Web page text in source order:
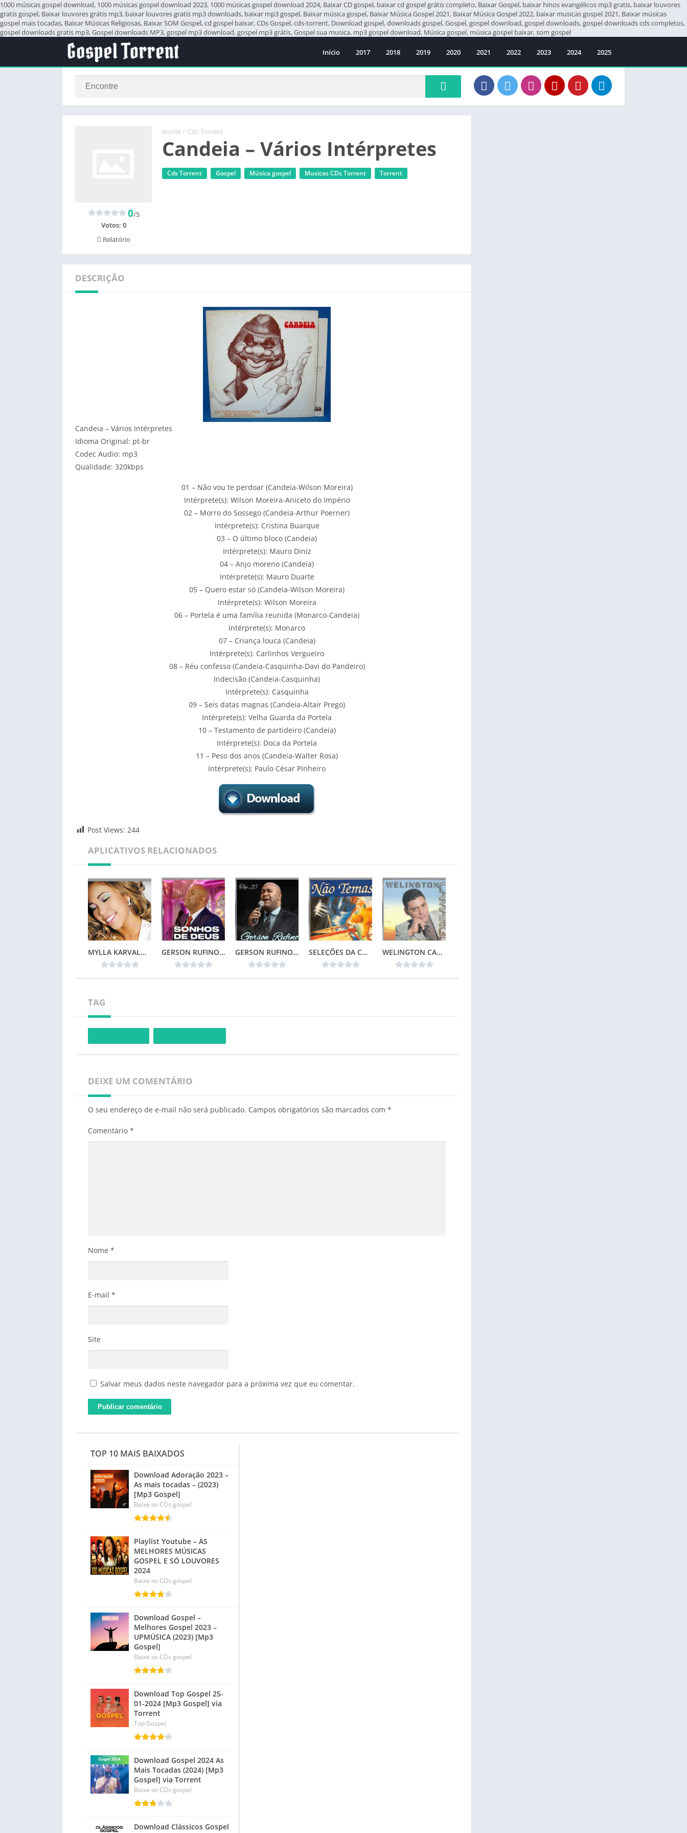
1000 músicas gospel download, 1000 músicas gospel download 2023, 1000 músicas gospel download 2024, Baixar CD gospel, baixar cd gospel grátis completo, Baixar Gospel, baixar hinos evangélicos mp3 gratis, baixar louvores
gratis gospel, Baixar louvores grátis mp3, baixar louvores gratis mp3 downloads, baixar mp3 gospel, Baixar música gospel, Baixar Música Gospel 2021, Baixar Música Gospel 2022, baixar musicas gospel 2021, Baixar músicas
gospel mais tocadas, Baixar Músicas Religiosas, Baixar SOM Gospel, cd gospel baixar, CDs Gospel, cds-torrent, Download gospel, downloads gospel, Gospel, gospel download, gospel downloads, gospel downloads cds completos,
gospel downloads gratis mp3, Gospel downloads MP3, gospel mp3 download, gospel mp3 grátis, Gospel sua musica, mp3 gospel download, Música gospel, música gospel baixar, som gospel
Início 2017 2018 2019 2020 2021 2022 2023 2024 2025
Home / Cds Torrent
Candeia – Vários Intérpretes
Cds Torrent Gospel Música gospel ‎Musicas CDs Torrent Torrent
0/5
Votos: 0
Relatório
DESCRIÇÃO
Candeia – Vários Intérpretes
Idioma Original: pt-br
Codec Audio: mp3
Qualidade: 320kbps
01 – Não vou te perdoar (Candeia-Wilson Moreira)
Intérprete(s): Wilson Moreira-Aniceto do Império
02 – Morro do Sossego (Candeia-Arthur Poerner)
Intérprete(s): Cristina Buarque
03 – O último bloco (Candeia)
Intérprete(s): Mauro Diniz
04 – Anjo moreno (Candeia)
Intérprete(s): Mauro Duarte
05 – Quero estar só (Candeia-Wilson Moreira)
Intérprete(s): Wilson Moreira
06 – Portela é uma família reunida (Monarco-Candeia)
Intérprete(s): Monarco
07 – Criança louca (Candeia)
Intérprete(s): Carlinhos Vergueiro
08 – Réu confesso (Candeia-Casquinha-Davi do Pandeiro)
Indecisão (Candeia-Casquinha)
Intérprete(s): Casquinha
09 – Seis datas magnas (Candeia-Altair Prego)
Intérprete(s): Velha Guarda da Portela
10 – Testamento de partideiro (Candeia)
Intérprete(s): Doca da Portela
11 – Peso dos anos (Candeia-Walter Rosa)
Intérprete(s): Paulo César Pinheiro
Post Views: 244
APLICATIVOS RELACIONADOS
MYLLA KARVALHO – MINHA VIDA GERSON RUFINO – SONHOS DE DEUS (2024) GERSON RUFINO – TOP 20 SELEÇÕES DA COLEÇÃO CANÇÕES DE VIDA – NÃO TEMAS (1996)📌 WELINGTON CAMARGO (1999)
TAG
DEIXE UM COMENTÁRIO
O seu endereço de e-mail não será publicado. Campos obrigatórios são marcados com *
Comentário *
Nome *
E-mail *
Site
Salvar meus dados neste navegador para a próxima vez que eu comentar.
TOP 10 MAIS BAIXADOS
Download Adoração 2023 –
As mais tocadas – (2023)
[Mp3 Gospel]
Baixe os CDs gospel
Playlist Youtube – AS
MELHORES MÚSICAS
GOSPEL E SÓ LOUVORES
2024
Baixe os CDs gospel
Download Gospel –
Melhores Gospel 2023 –
UPMÚSICA (2023) [Mp3
Gospel]
Baixe os CDs gospel
Download Top Gospel 25-
01-2024 [Mp3 Gospel] via
Torrent
Top Gospel
Download Gospel 2024 As
Mais Tocadas (2024) [Mp3
Gospel] via Torrent
Baixe os CDs gospel
Download Clássicos Gospel